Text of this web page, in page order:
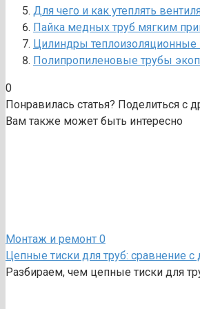
Для чего и как утеплять
Пайка медных труб мягким
Цилиндры теплоизоляционные
Полипропиленовые трубы
0
Понравилась статья? Поделиться с
Вам также может быть интересно
Монтаж и ремонт 0
Цепные тиски для труб: сравнение
Разбираем, чем цепные тиски для